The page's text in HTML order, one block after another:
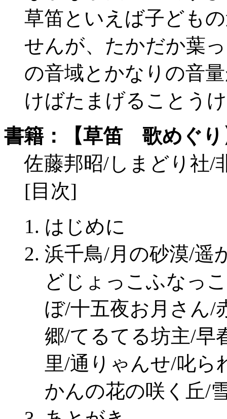
草笛といえば子ども
せんが、たかだか葉
の音域とかなりの音
けばたまげることう
書籍：【草笛 歌めぐり
佐藤邦昭/しまどり社/
[目次]
はじめに
浜千鳥/月の砂漠/遥
どじょっこふなっ
ぼ/十五夜お月さん/
郷/てるてる坊主/早
里/通りゃんせ/叱ら
かんの花の咲く丘/